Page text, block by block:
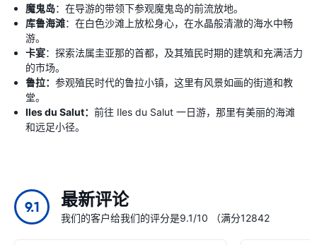
魔鬼岛：在导游的带领下参观魔鬼岛的前流放地。
库鲁海滩：在白色沙滩上放松身心，在水晶般清澈的海水中畅
游。
卡宴：探索法属圭亚那的首都，及其殖民时期的建筑和充满活力
的市场。
鲁拉： 参观殖民时代的鲁拉小镇，这里有风景如画的街道和教
堂。
Iles du Salut： 前往 Iles du Salut 一日游，那里有美丽的海滩
和远足小径。
9.1 最新评论
我们的客户给我们的评分是9.1/10 （满分12842